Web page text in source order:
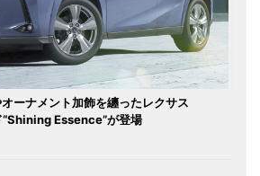
ーナメント加飾を纏ったレクサス
Essence”が登場